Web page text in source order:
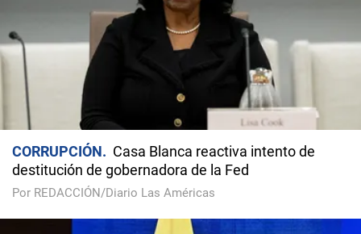
CORRUPCIÓN
Casa Blanca reactiva intento de
destitución de gobernadora de la Fed
Por REDACCIÓN/Diario Las Américas